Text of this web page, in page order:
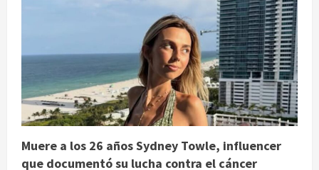
Muere a los 26 años Sydney Towle, influencer
que documentó su lucha contra el cáncer